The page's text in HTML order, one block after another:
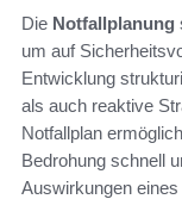
Die Notfallplanung
um auf
Entwicklung
als auch reaktive
Notfallplan
Bedrohung schnell
Auswirkungen